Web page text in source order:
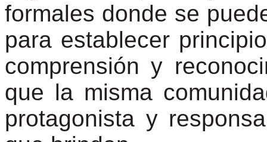
formales donde se
para establecer
comprensión y
que la misma
protagonista y